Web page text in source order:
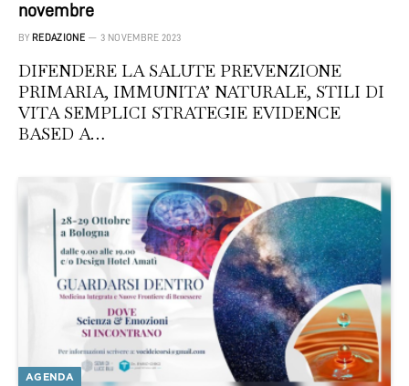
novembre
BY REDAZIONE 3 NOVEMBRE 2023
DIFENDERE LA SALUTE PREVENZIONE
PRIMARIA, IMMUNITA’ NATURALE, STILI DI
VITA SEMPLICI STRATEGIE EVIDENCE
BASED A…
AGENDA